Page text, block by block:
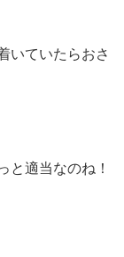
いていたらおさ
と適当なのね！